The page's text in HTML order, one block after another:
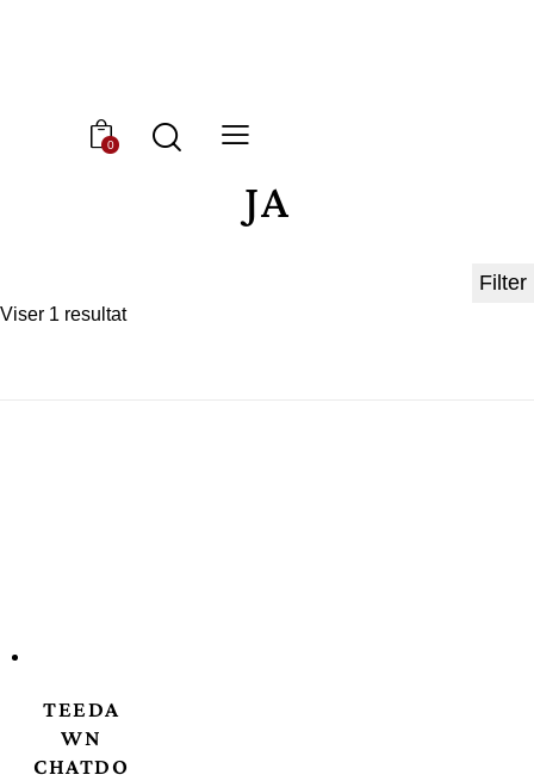
0 Søg
JA
Filter
Viser 1 resultat
TEEDA
WN
CHATDO